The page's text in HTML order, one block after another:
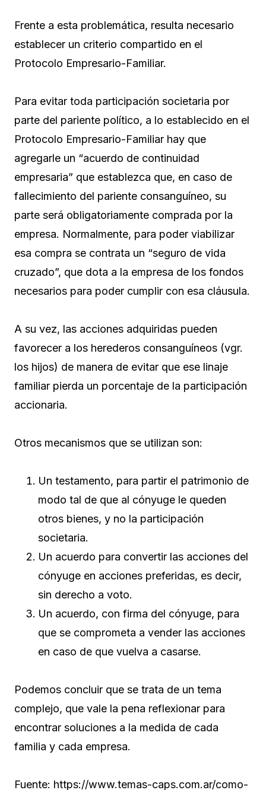
Frente a esta problemática, resulta necesario
establecer un criterio compartido en el
Protocolo Empresario-Familiar.
Para evitar toda participación societaria por
parte del pariente político, a lo establecido en el
Protocolo Empresario-Familiar hay que
agregarle un “acuerdo de continuidad
empresaria” que establezca que, en caso de
fallecimiento del pariente consanguíneo, su
parte será obligatoriamente comprada por la
empresa. Normalmente, para poder viabilizar
esa compra se contrata un “seguro de vida
cruzado”, que dota a la empresa de los fondos
necesarios para poder cumplir con esa cláusula.
A su vez, las acciones adquiridas pueden
favorecer a los herederos consanguíneos (vgr.
los hijos) de manera de evitar que ese linaje
familiar pierda un porcentaje de la participación
accionaria.
Otros mecanismos que se utilizan son:
Un testamento, para partir el patrimonio de
modo tal de que al cónyuge le queden
otros bienes, y no la participación
societaria.
Un acuerdo para convertir las acciones del
cónyuge en acciones preferidas, es decir,
sin derecho a voto.
Un acuerdo, con firma del cónyuge, para
que se comprometa a vender las acciones
en caso de que vuelva a casarse.
Podemos concluir que se trata de un tema
complejo, que vale la pena reflexionar para
encontrar soluciones a la medida de cada
familia y cada empresa.
Fuente: https://www.temas-caps.com.ar/como-